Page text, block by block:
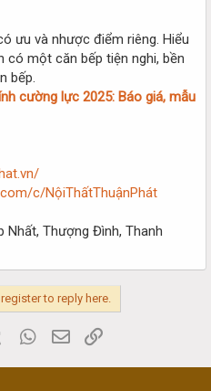
ưu và nhược điểm riêng. Hiểu
có một căn bếp tiện nghi, bền
bếp.
cường lực 2025: Báo giá, mẫu
c/NộiThấtThuậnPhát
Nhất, Thượng Đình, Thanh
to reply here.
Tumblr WhatsApp
Email